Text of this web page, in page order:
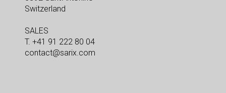
Switzerland
SALES
T. +41 91 222 80 04
contact@sarix.com